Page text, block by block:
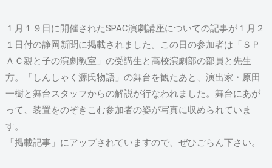
１月１９日に開催されたSPAC演劇講座についての記事が１月２
１日付の静岡新聞に掲載されました。この日の参加者は「ＳＰ
ＡＣ親と子の演劇教室」の受講生と高校演劇部の部員と先生
方。「しんしゃく源氏物語」の舞台を観たあと、演出家・原田
一樹と舞台スタッフからの解説が行なわれました。舞台にあが
って、装置をのぞきこむ参加者の姿が写真に収められていま
す。
「掲載記事」にアップされていますので、ぜひごらん下さい。